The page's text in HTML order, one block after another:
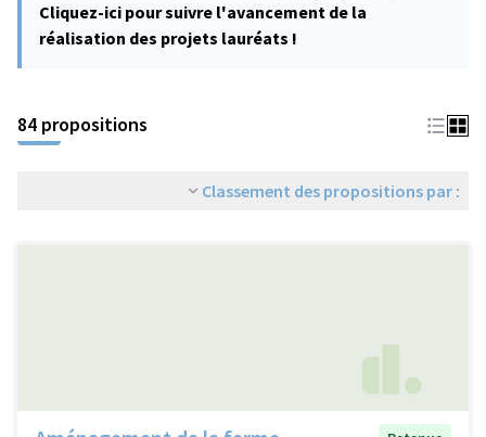
Cliquez-ici pour suivre l'avancement de la
réalisation des projets lauréats !
84 propositions
Classement des propositions par :